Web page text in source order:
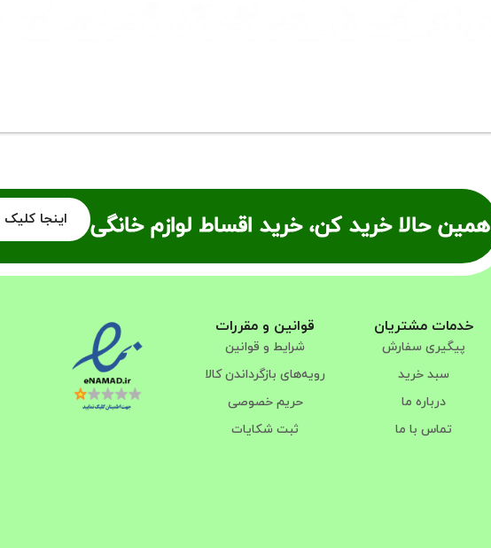
همین حالا خرید کن، خرید اقساط لوازم خانگی اینجا کلیک
خدمات مشتریان
پیگیری سفارش
سبد خرید
درباره ما
تماس با ما
قوانین و مقررات
شرایط و قوانین
رویه‌های بازگرداندن کالا
حریم خصوصی
ثبت شکایات